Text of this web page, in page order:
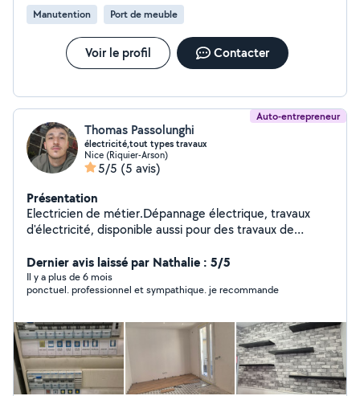
Manutention Port de meuble
Voir le profil Contacter
Auto-entrepreneur
Thomas Passolunghi
électricité,tout types travaux
Nice (Riquier-Arson)
5/5 (5 avis)
Présentation
Electricien de métier.Dépannage électrique, travaux
d'électricité, disponible aussi pour des travaux de
meuble , carrelage etc... très sérieux vous serez satisfait
du résultat
Dernier avis laissé par Nathalie : 5/5
Il y a plus de 6 mois
ponctuel. professionnel et sympathique. je recommande